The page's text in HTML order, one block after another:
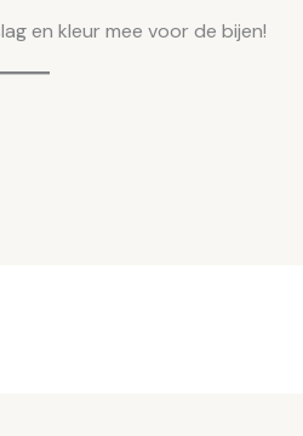
en kleur mee voor de bijen!